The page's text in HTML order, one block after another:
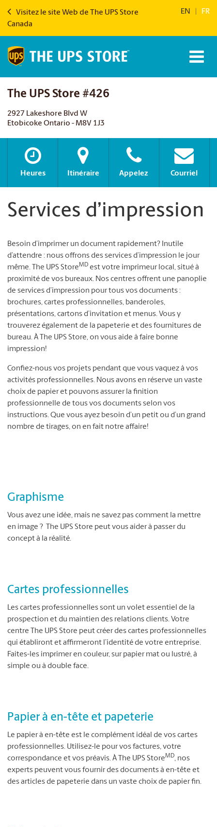
Visitez le site Web de The UPS Store
Canada
EN FR
The UPS Store #426
2927 Lakeshore Blvd W
Etobicoke Ontario - M8V 1J3
Heures Itinéraire Appelez Courriel
Services d’impression
Besoin d’imprimer un document rapidement? Inutile
d’attendre : nous offrons des services d’impression le jour
même. The UPS StoreMD est votre imprimeur local, situé à
proximité de vos bureaux. Nos centres offrent une panoplie
de services d’impression pour tous vos documents :
brochures, cartes professionnelles, banderoles,
présentations, cartons d’invitation et menus. Vous y
trouverez également de la papeterie et des fournitures de
bureau. À The UPS Store, on vous aide à faire bonne
impression!
Confiez-nous vos projets pendant que vous vaquez à vos
activités professionnelles. Nous avons en réserve un vaste
choix de papier et pouvons assurer la finition
professionnelle de tous vos documents selon vos
instructions. Que vous ayez besoin d’un petit ou d’un grand
nombre de tirages, on en fait notre affaire!
Graphisme
Vous avez une idée, mais ne savez pas comment la mettre
en image ? The UPS Store peut vous aider à passer du
concept à la réalité.
Cartes professionnelles
Les cartes professionnelles sont un volet essentiel de la
prospection et du maintien des relations clients. Votre
centre The UPS Store peut créer des cartes professionnelles
qui établiront et affirmeront l’identité de votre entreprise.
Faites-les imprimer en couleur, sur papier mat ou lustré, à
simple ou à double face.
Papier à en-tête et papeterie
Le papier à en-tête est le complément idéal de vos cartes
professionnelles. Utilisez-le pour vos factures, votre
correspondance et vos préavis. À The UPS StoreMD, nos
experts peuvent vous fournir des documents à en-tête et
des articles de papeterie dans un vaste choix de papier fin.